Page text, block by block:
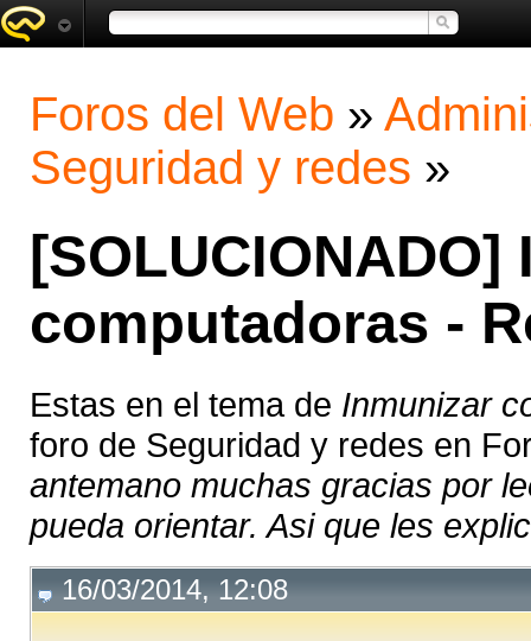
Foros del Web »
Seguridad y redes »
computadoras -
Estas en el tema de Inmunizar
foro de Seguridad y redes en
antemano muchas gracias por
pueda orientar. Asi que les
16/03/2014, 12:08